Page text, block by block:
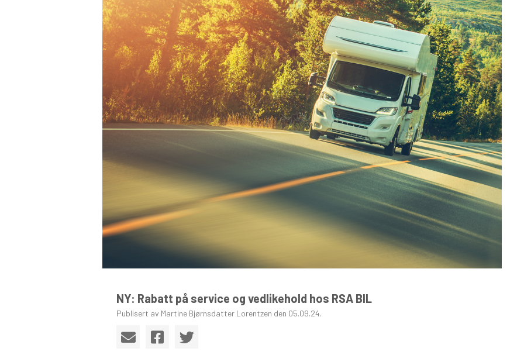
CAMPINGBROSJYRER
VEDTEKTER
CAMPINGPORTALEN
GRAFISK PROFIL
ANNONSERING / ADVERTISING
NY: Rabatt på service og vedlikehold hos RSA BIL
Publisert av Martine Bjørnsdatter Lorentzen den 05.09.24.